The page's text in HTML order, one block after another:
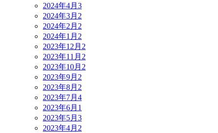
2024年4月 3
2024年3月 2
2024年2月 2
2024年1月 2
2023年12月 2
2023年11月 2
2023年10月 2
2023年9月 2
2023年8月 2
2023年7月 4
2023年6月 1
2023年5月 3
2023年4月 2